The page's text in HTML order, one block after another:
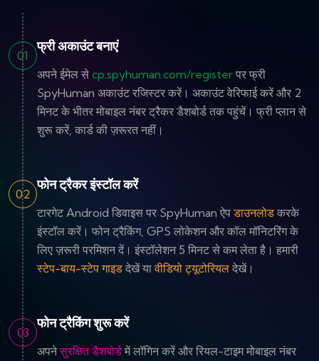
01
फ्री अकाउंट बनाएं
अपने ईमेल से cp.spyhuman.com/register पर फ्री
SpyHuman अकाउंट रजिस्टर करें। अकाउंट वेरिफाई करें और 2
मिनट के भीतर मोबाइल नंबर ट्रैकर डैशबोर्ड तक पहुंचें। फ्री प्लान से
शुरू करें, कार्ड की ज़रूरत नहीं।
02
फोन ट्रैकर इंस्टॉल करें
टारगेट Android डिवाइस पर SpyHuman ऐपडाउनलोड करके
इंस्टॉल करें। फोन ट्रैकिंग, GPS लोकेशन और कॉल मॉनिटरिंग के
लिए ज़रूरी परमिशन दें। इंस्टॉलेशन 5 मिनट से कम लेता है। हमारी
स्टेप-बाय-स्टेप गाइड देखें यावीडियो ट्यूटोरियल देखें।
03
फोन ट्रैकिंग शुरू करें
अपनेसुरक्षित डैशबोर्ड में लॉगिन करें और रियल-टाइम मोबाइल नंबर